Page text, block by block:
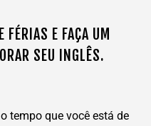
FÉRIAS E FAÇA UM
SEU INGLÊS.
tempo que você está de